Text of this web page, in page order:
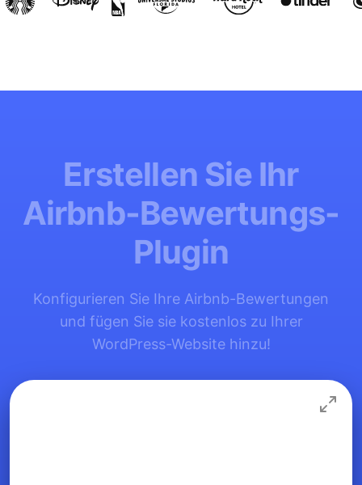
Erstellen Sie Ihr
Airbnb-Bewertungs-
Plugin
Konfigurieren Sie Ihre Airbnb-Bewertungen
und fügen Sie sie kostenlos zu Ihrer
WordPress-Website hinzu!